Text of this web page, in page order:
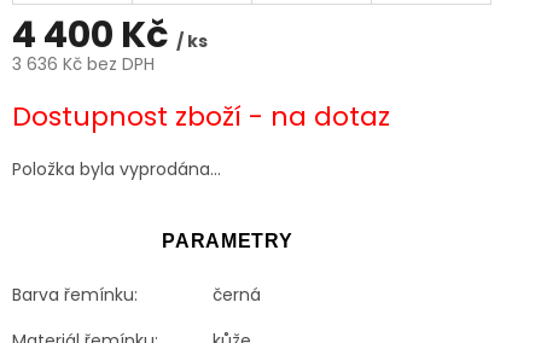
4 400 Kč / ks
3 636 Kč bez DPH
cena:
Dostupnost zboží - na dotaz
Položka byla vyprodána…
PARAMETRY
Barva řemínku:
černá